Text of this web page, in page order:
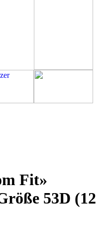
Fit»
53D (12